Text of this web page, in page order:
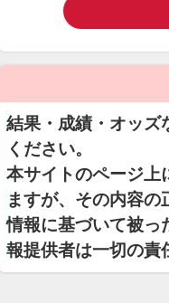
結果・成績・オッズ
ください。
本サイトのページ上
ますが、その内容
情報に基づいて被っ
報提供者は一切の責